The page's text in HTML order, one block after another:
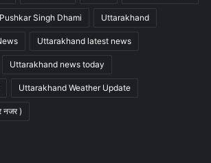
Pushkar Singh Dhami Uttarakhand
Uttarakhand latest news
Uttarakhand news today
Uttarakhand Weather Update
नजर )